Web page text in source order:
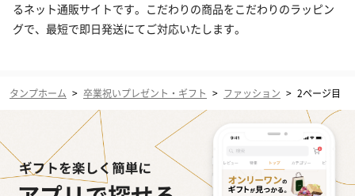
るネット通販サイトです。こだわりの商品をこだわりのラッピン
グで、最短で即日発送にてご対応いたします。
タンプホーム > 卒業祝いプレゼント・ギフト > ファッション > 2ページ目